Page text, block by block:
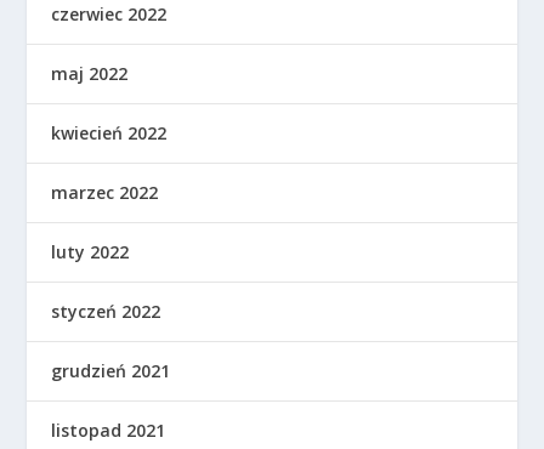
czerwiec 2022
maj 2022
kwiecień 2022
marzec 2022
luty 2022
styczeń 2022
grudzień 2021
listopad 2021